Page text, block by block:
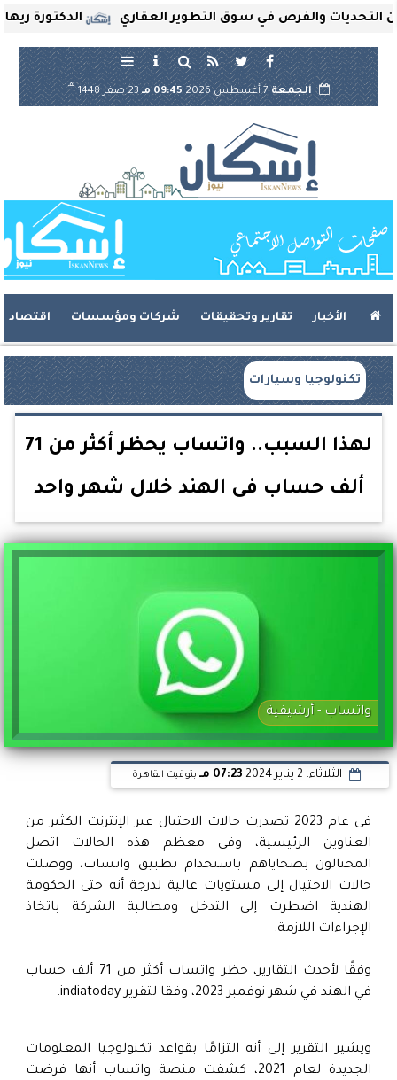
الدكتورة ريهام والفرص في سوق التطوير العقاري
الجمعة 09:45 مـ 23 صفر 1448
هـ
الأخبار تقارير وتحقيقات شركات ومؤسسات اقتصاد
تكنولوجيا وسيارات
لهذا السبب.. واتساب يحظر أكثر من 71
ألف حساب فى الهند خلال شهر واحد
واتساب - أرشيفية
الثلاثاء، 2 يناير 2024 07:23 مـ بتوقيت القاهرة
فى عام 2023 تصدرت حالات الاحتيال عبر الإنترنت الكثير من
العناوين الرئيسية، وفى معظم هذه الحالات اتصل
المحتالون بضحاياهم باستخدام تطبيق واتساب، ووصلت
حالات الاحتيال إلى مستويات عالية لدرجة أنه حتى الحكومة
الهندية اضطرت إلى التدخل ومطالبة الشركة باتخاذ
الإجراءات اللازمة.
وفقًا لأحدث التقارير، حظر واتساب أكثر من 71 ألف حساب
في الهند في شهر نوفمبر 2023، وفقا لتقرير indiatoday.
ويشير التقرير إلى أنه التزامًا بقواعد تكنولوجيا المعلومات
الجديدة لعام 2021، كشفت منصة واتساب أنها فرضت